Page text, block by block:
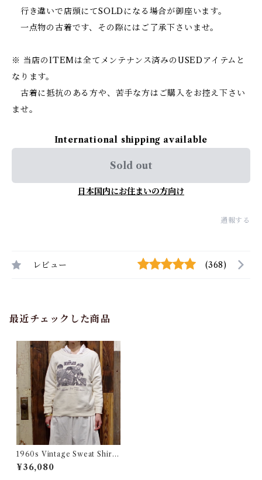
行き違いで店頭にてSOLDになる場合が御座います。
一点物の古着です、その際にはご了承下さいませ。
※ 当店のITEMは全てメンテナンス済みのUSEDアイテムと
なります。
古着に抵抗のある方や、苦手な方はご購入をお控え下さい
ませ。
International shipping available
Sold out
日本国内にお住まいの方向け
通報する
レビュー (368)
最近チェックした商品
1960s Vintage Sweat Shirts
"THE BEATLES" / ビートル
ズ ヴィンテージ スウェット 染
¥36,080